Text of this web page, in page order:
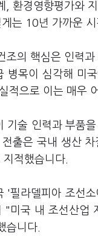
, 환경영향평가와
는 10년 가까운
조의 핵심은 인력
병목이 심각해 미
적으로 이는 매우
기술 인력과 부품
출은 국내 생산
적했습니다.
'필라델피아 조선
"미국 내 조선산업
습니다.